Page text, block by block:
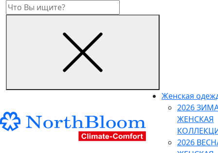
Женская
2026
ЖЕНСКАЯ
2026